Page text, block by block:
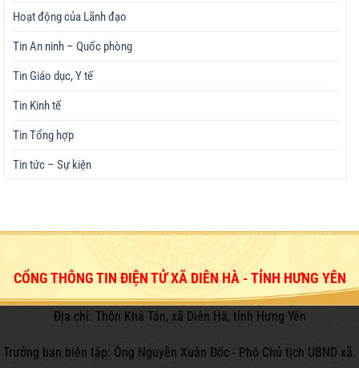
Hoạt động của Lãnh đạo
Tin An ninh – Quốc phòng
Tin Giáo dục, Y tế
Tin Kinh tế
Tin Tổng hợp
Tin tức – Sự kiện
CỔNG THÔNG TIN ĐIỆN TỬ XÃ DIÊN HÀ - TỈNH HƯNG YÊN
Địa chỉ: Thôn Khả Tân, xã Diên Hà, tỉnh Hưng Yên
Trưởng ban biên tập: Ông Nguyễn Xuân Đốc - Phó Chủ tịch UBND xã.